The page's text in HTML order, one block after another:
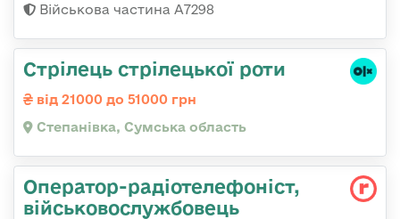
Військова частина А7298
Стрілець стрілецької роти
від 21000 до 51000 грн
Степанівка, Сумська область
Оператор-радіотелефоніст,
військовослужбовець